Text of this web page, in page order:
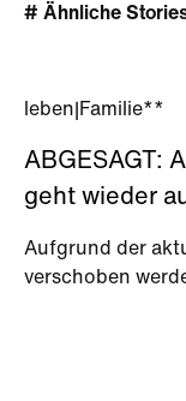
# Ähnliche
leben Familie**
ABGESAGT:
geht wieder
Aufgrund der
verschoben